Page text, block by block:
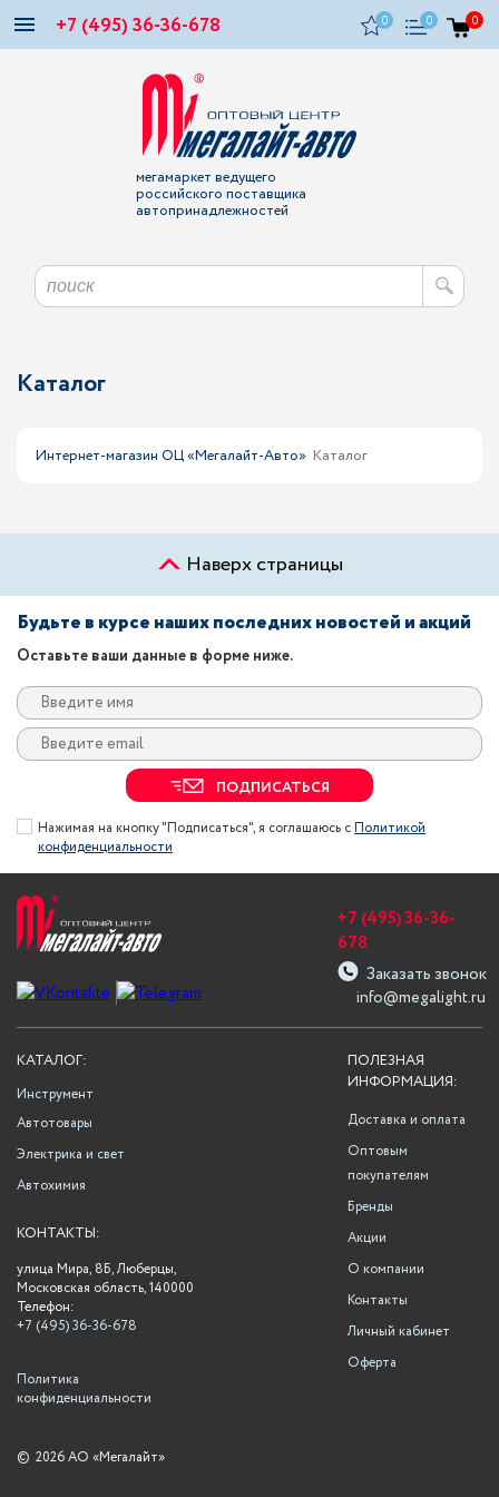
+7 (495) 36-36-678 0 0 0
мегамаркет ведущего
российского поставщика
автопринадлежностей
Каталог
Интернет-магазин ОЦ «Мегалайт-Авто» Каталог
Наверх страницы
Будьте в курсе наших последних новостей и акций
Оставьте ваши данные в форме ниже.
ПОДПИСАТЬСЯ
Нажимая на кнопку "Подписаться", я соглашаюсь сПолитикой
конфиденциальности
info@megalight.ru
+7 (495) 36-36-
678
Заказать звонок
ПОЛЕЗНАЯ
ИНФОРМАЦИЯ:
Доставка и оплата
Оптовым
покупателям
Бренды
Акции
О компании
Контакты
Личный кабинет
Оферта
КАТАЛОГ:
Инструмент
Автотовары
Электрика и свет
Автохимия
КОНТАКТЫ:
улица Мира, 8Б, Люберцы,
Московская область, 140000
Телефон:
+7 (495) 36-36-678
Политика
конфиденциальности
© 2026 АО «Мегалайт»